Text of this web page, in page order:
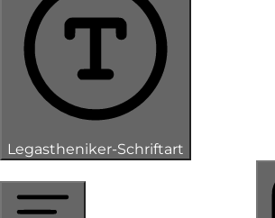
Legastheniker-Schriftart